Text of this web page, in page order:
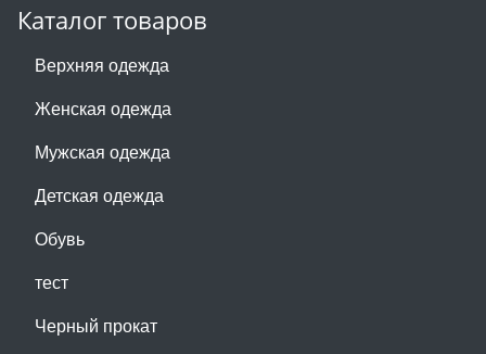
Каталог товаров
Верхняя одежда
Женская одежда
Мужская одежда
Детская одежда
Обувь
тест
Черный прокат